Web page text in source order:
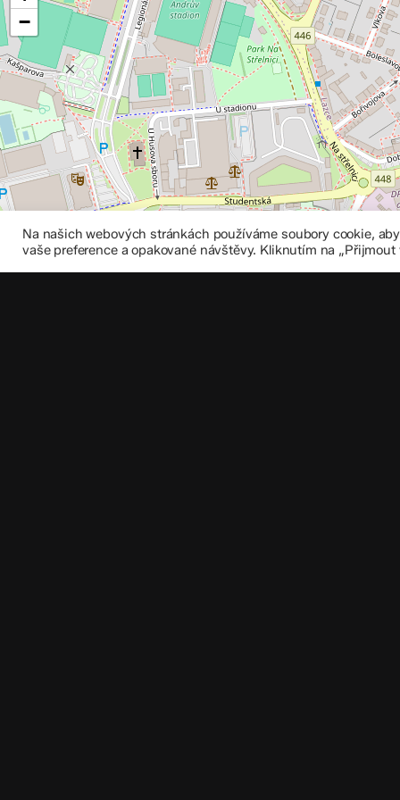
−
Na našich webových stránkách používáme soubory cookie,
vaše preference a opakované návštěvy. Kliknutím na